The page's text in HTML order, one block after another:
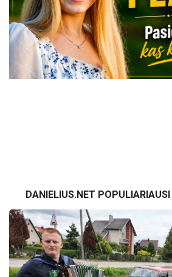
DANIELIUS.NET POPULIARIAUSI